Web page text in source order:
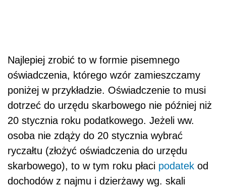
Najlepiej zrobić to w formie pisemnego
oświadczenia, którego wzór zamieszczamy
poniżej w przykładzie. Oświadczenie to musi
dotrzeć do urzędu skarbowego nie później niż
20 stycznia roku podatkowego. Jeżeli ww.
osoba nie zdąży do 20 stycznia wybrać
ryczałtu (złożyć oświadczenia do urzędu
skarbowego), to w tym roku płaci podatek od
dochodów z najmu i dzierżawy wg. skali